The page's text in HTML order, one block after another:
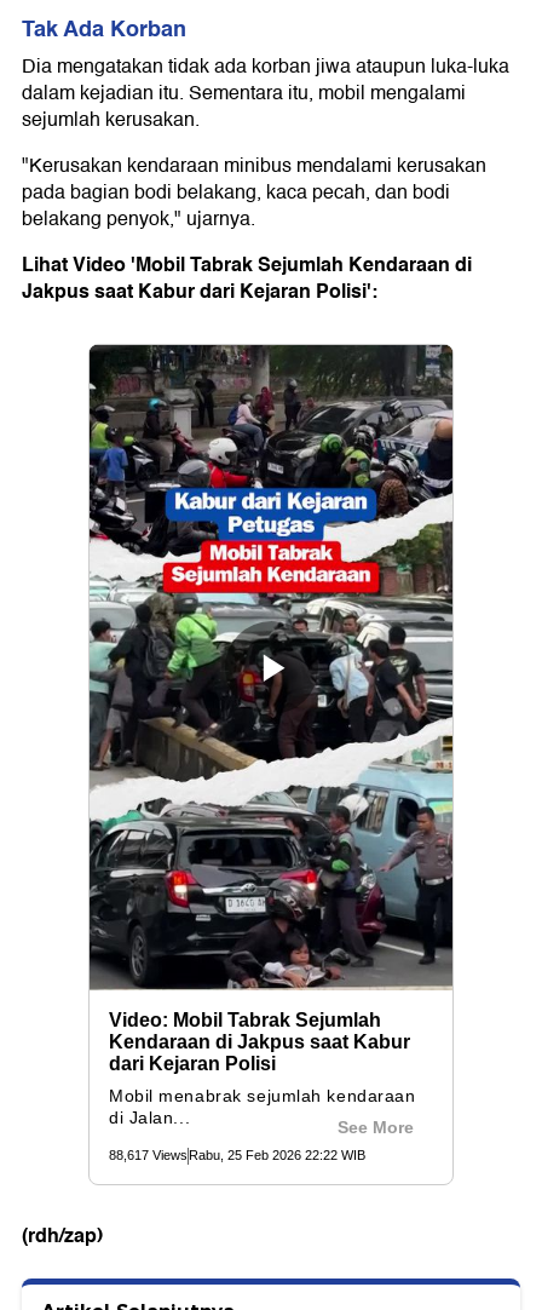
Tak Ada Korban
Dia mengatakan tidak ada korban jiwa ataupun luka-luka
dalam kejadian itu. Sementara itu, mobil mengalami
sejumlah kerusakan.
"Kerusakan kendaraan minibus mendalami kerusakan
pada bagian bodi belakang, kaca pecah, dan bodi
belakang penyok," ujarnya.
Lihat Video 'Mobil Tabrak Sejumlah Kendaraan di
Jakpus saat Kabur dari Kejaran Polisi':
(rdh/zap)